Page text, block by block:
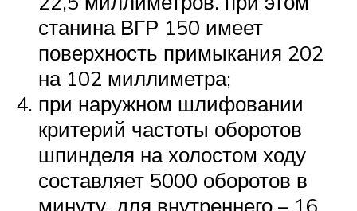
станина ВГР 150 имеет
поверхность примыкания 202
на 102 миллиметра;
при наружном шлифовании
критерий частоты оборотов
шпинделя на холостом ходу
составляет 5000 оборотов в
минуту, для внутреннего – 16